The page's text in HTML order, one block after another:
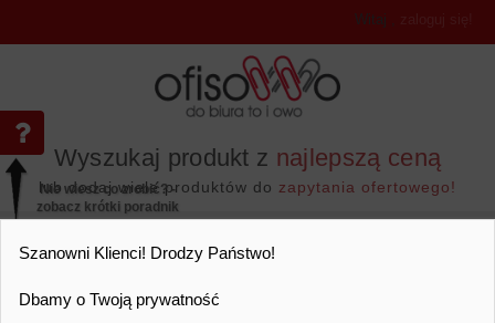
Wyszukaj produkt z najlepszą ceną
lub dodaj wiele produktów do zapytania ofertowego!
Witaj ,
Nie wiesz co zrobić? -
zobacz krótki poradnik
Szanowni Klienci! Drodzy Państwo!
Dbamy o Twoją prywatność